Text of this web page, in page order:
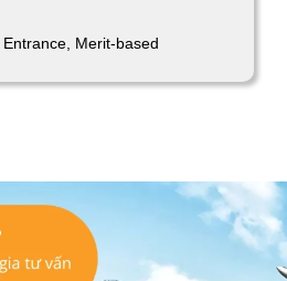
Entrance, Merit-based